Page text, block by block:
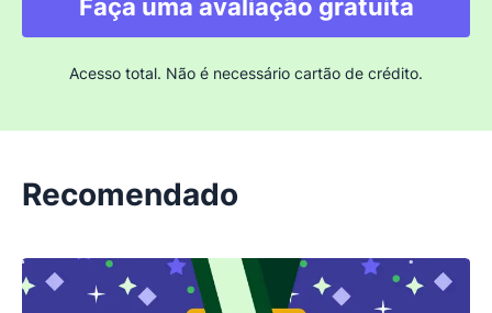
Faça uma avaliação gratuita
Acesso total. Não é necessário cartão de crédito.
Recomendado